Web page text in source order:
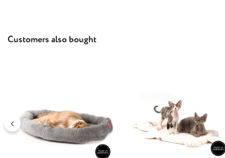
Skip product gallery
Customers also bought